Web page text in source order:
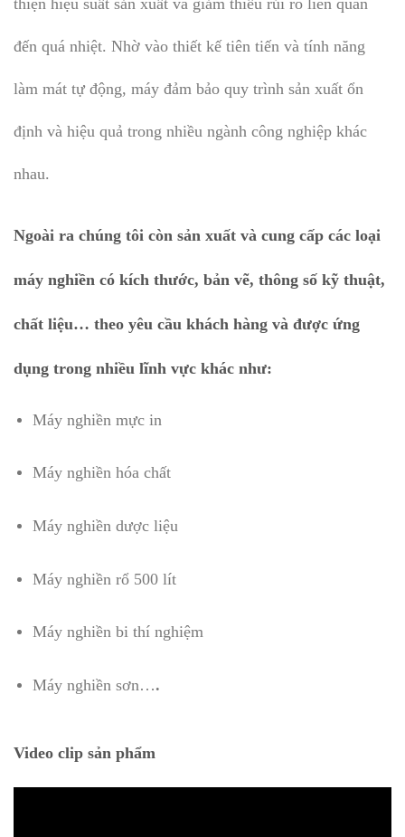
thiện hiệu suất sản xuất và giảm thiểu rủi ro liên quan
đến quá nhiệt. Nhờ vào thiết kế tiên tiến và tính năng
làm mát tự động, máy đảm bảo quy trình sản xuất ổn
định và hiệu quả trong nhiều ngành công nghiệp khác
nhau.
Ngoài ra chúng tôi còn sản xuất và cung cấp các loại
máy nghiền có kích thước, bản vẽ, thông số kỹ thuật,
chất liệu… theo yêu cầu khách hàng và được ứng
dụng trong nhiều lĩnh vực khác như:
Máy nghiền mực in
Máy nghiền hóa chất
Máy nghiền dược liệu
Máy nghiền rổ 500 lít
Máy nghiền bi thí nghiệm
Máy nghiền sơn….
Video clip sản phẩm